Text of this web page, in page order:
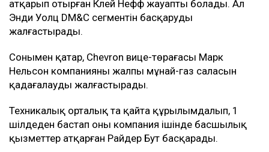
атқарып отырған Клей Нефф жауапты болады. Ал
Энди Уолц DM&C сегментін басқаруды
жалғастырады.
Сонымен қатар, Chevron вице-төрағасы Марк
Нельсон компанияның жалпы мұнай-газ саласын
қадағалауды жалғастырады.
Техникалық орталық та қайта құрылымдалып, 1
шілдеден бастап оны компания ішінде басшылық
қызметтер атқарған Райдер Бут басқарады.